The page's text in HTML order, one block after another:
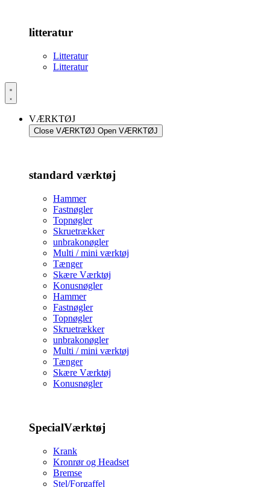
litteratur
Litteratur
Litteratur
VÆRKTØJ
Close VÆRKTØJ Open VÆRKTØJ
standard værktøj
Hammer
Fastnøgler
Topnøgler
Skruetrækker
unbrakonøgler
Multi / mini værktøj
Tænger
Skære Værktøj
Konusnøgler
Hammer
Fastnøgler
Topnøgler
Skruetrækker
unbrakonøgler
Multi / mini værktøj
Tænger
Skære Værktøj
Konusnøgler
SpecialVærktøj
Krank
Kronrør og Headset
Bremse
Stel/Forgaffel